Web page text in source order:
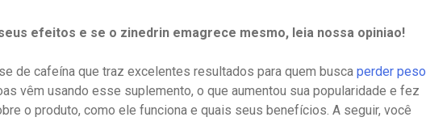
efeitos e se o zinedrin emagrece mesmo, leia nossa opiniao!
de cafeína que traz excelentes resultados para quem busca perder peso
vêm usando esse suplemento, o que aumentou sua popularidade e fez
o produto, como ele funciona e quais seus benefícios. A seguir, você